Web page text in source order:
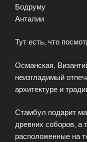
Бодруму
Анталии
Тут есть, что
Османская,
неизгладимый
архитектуре и
Стамбул подарит
древних соборов, а
расположенные на